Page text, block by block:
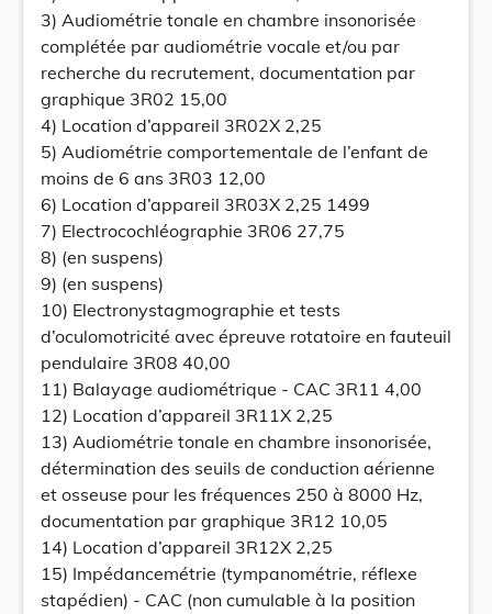
3) Audiométrie tonale en chambre insonorisée
complétée par audiométrie vocale et/ou par
recherche du recrutement, documentation par
graphique 3R02 15,00
4) Location d’appareil 3R02X 2,25
5) Audiométrie comportementale de l’enfant de
moins de 6 ans 3R03 12,00
6) Location d’appareil 3R03X 2,25 1499
7) Electrocochléographie 3R06 27,75
8) (en suspens)
9) (en suspens)
10) Electronystagmographie et tests
d’oculomotricité avec épreuve rotatoire en fauteuil
pendulaire 3R08 40,00
11) Balayage audiométrique - CAC 3R11 4,00
12) Location d’appareil 3R11X 2,25
13) Audiométrie tonale en chambre insonorisée,
détermination des seuils de conduction aérienne
et osseuse pour les fréquences 250 à 8000 Hz,
documentation par graphique 3R12 10,05
14) Location d’appareil 3R12X 2,25
15) Impédancemétrie (tympanométrie, réflexe
stapédien) - CAC (non cumulable à la position